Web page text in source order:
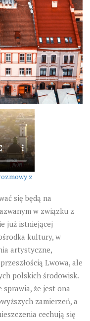
z
się będą na
w związku z
już istniejącej
kultury, w
artystyczne,
Lwowa, ale
polskich środowisk.
że jest ona
zamierzeń, a
cechują się